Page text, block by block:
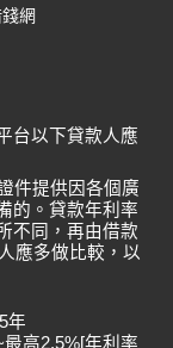
生活與
，若缺
法與管
活中常常
到小型企
，資金周
款逐漸成
網
台以下貸款人應
件提供因各個廣
的。貸款年利率
不同，再由借款
應多做比較，以
年
高2.5%[年利率